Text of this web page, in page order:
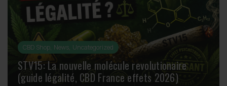
CBD Shop, News, Uncategorized
STV15: La nouvelle molécule revolutionaire
(guide légalité, CBD France effets 2026)